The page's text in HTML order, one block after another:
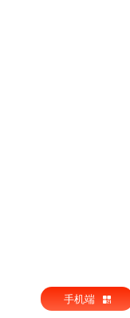
手机端